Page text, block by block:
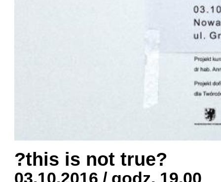
?this is not true?
03.10.2016 / godz. 19.00